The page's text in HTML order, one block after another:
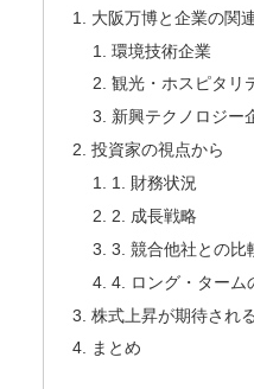
大阪万博と企業の関
環境技術企業
観光・ホスピタリ
新興テクノロジー
投資家の視点から
1. 財務状況
2. 成長戦略
3. 競合他社との比
4. ロング・ターム
株式上昇が期待され
まとめ